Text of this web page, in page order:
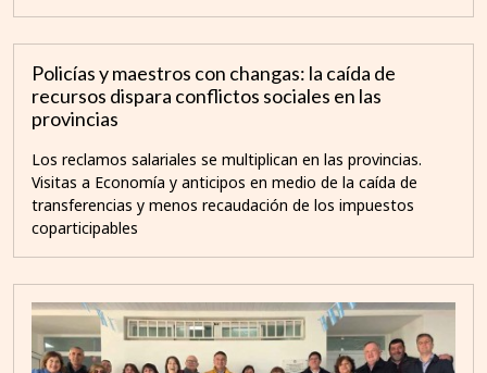
Policías y maestros con changas: la caída de
recursos dispara conflictos sociales en las
provincias
Los reclamos salariales se multiplican en las provincias.
Visitas a Economía y anticipos en medio de la caída de
transferencias y menos recaudación de los impuestos
coparticipables